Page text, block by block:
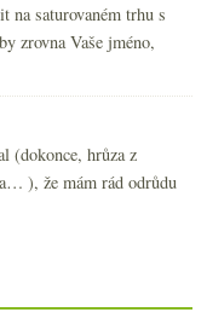
na saturovaném trhu s
zrovna Vaše jméno,
(dokonce, hrůza z
), že mám rád odrůdu